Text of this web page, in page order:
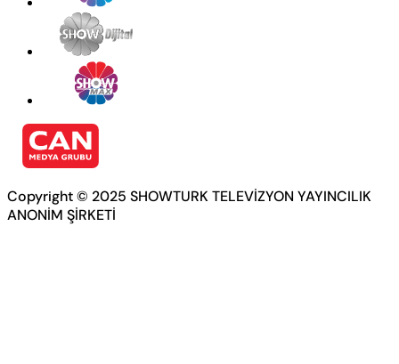
Copyright © 2025 SHOWTURK TELEVİZYON YAYINCILIK
ANONİM ŞİRKETİ